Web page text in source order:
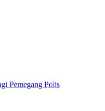
Pemegang Polis